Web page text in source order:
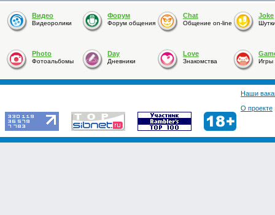
Видео
Видеоролики
Форум
Форум общения
Chat
Общение on-line
Joke
Photo
Фотоальбомы
Day
Дневники
Love
Знакомства Игры
Наши
О проекте